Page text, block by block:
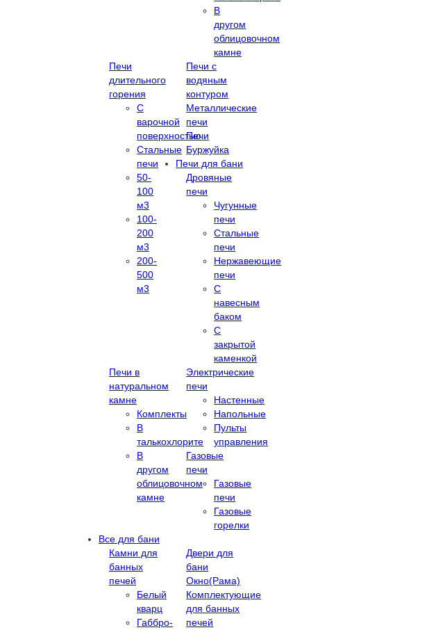
В
другом
облицовочном
камне
Печи
длительного
горения
С
варочной
поверхностью
Стальные
печи
50-
100
м3
100-
200
м3
200-
500
м3
Печи с
водяным
контуром
Металлические
печи
Печи
Буржуйка
Печи для бани
Дровяные
печи
Чугунные
печи
Стальные
печи
Нержавеющие
печи
С
навесным
баком
С
закрытой
каменкой
Печи в
натуральном
камне
Комплекты
В
талькохлорите
В
другом
облицовочном
камне
Электрические
печи
Настенные
Напольные
Пульты
управления
Газовые
печи
Газовые
печи
Газовые
горелки
Все для бани
Камни для
банных
печей
Белый
кварц
Габбро-
Двери для
бани
Окно(Рама)
Комплектующие
для банных
печей